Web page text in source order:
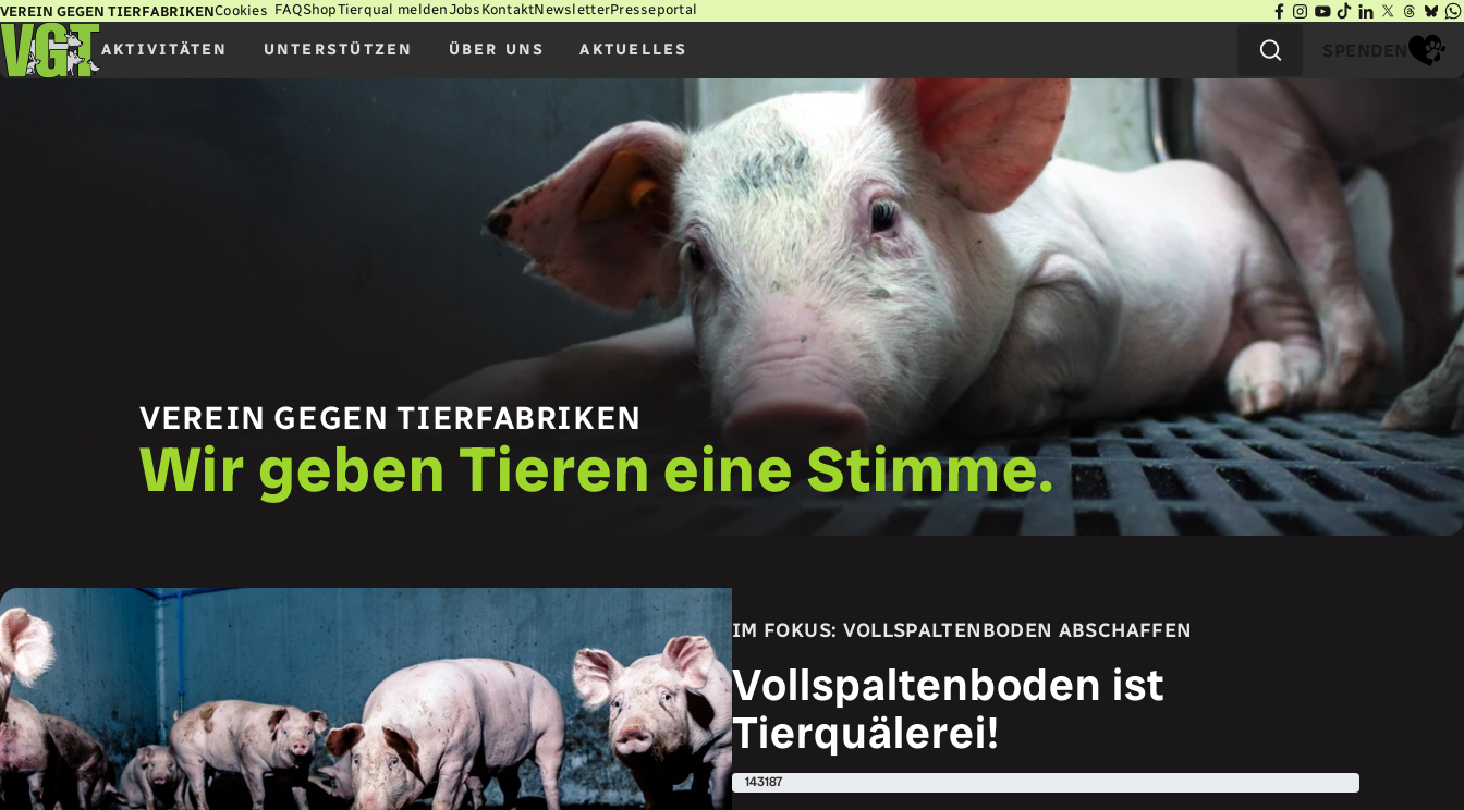
VEREIN GEGEN TIERFABRIKENCookies FAQShopTierqual meldenJobs KontaktNewsletterPresseportal
AKTIVITÄTEN UNTERSTÜTZEN ÜBER UNS AKTUELLES SPENDEN
VEREIN GEGEN TIERFABRIKEN
Wir geben Tieren eine Stimme.
IM FOKUS: VOLLSPALTENBODEN ABSCHAFFEN
Vollspaltenboden ist
Tierquälerei!
143187